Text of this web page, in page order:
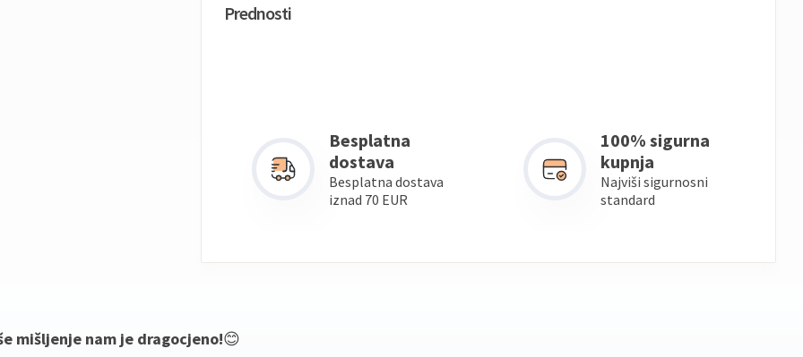
Prednosti
Besplatna
dostava
Besplatna dostava
iznad 70 EUR
100% sigurna
kupnja
Najviši sigurnosni
standard
mišljenje nam je dragocjeno!😊